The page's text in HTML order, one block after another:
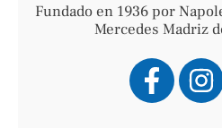
Fundado en 1936 por
Mercedes Madriz